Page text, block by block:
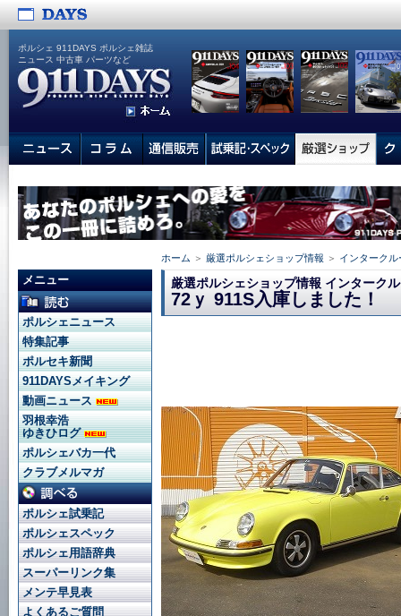
ポルシェ 911DAYS ポルシェ雑誌
ニュース 中古車 パーツなど
ホーム ＞ 厳選ポルシェショップ情報 ＞ インタークル
厳選ポルシェショップ情報 インターク
72ｙ 911S入庫しました！
メニュー
ポルシェニュース
特集記事
ポルセキ新聞
911DAYSメイキング
動画ニュース
羽根幸浩
ゆきひログ
ポルシェバカ一代
クラブメルマガ
ポルシェ試乗記
ポルシェスペック
ポルシェ用語辞典
スーパーリンク集
メンテ早見表
よくあるご質問